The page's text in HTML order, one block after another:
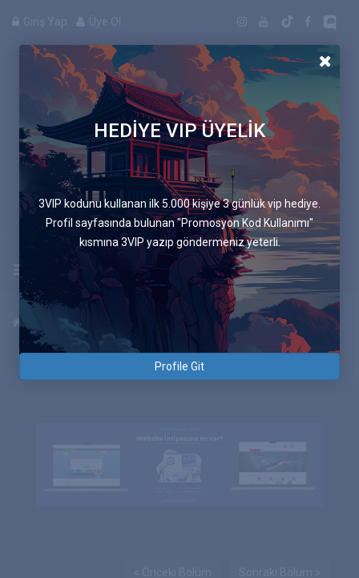
Giriş Yap Üye Ol
Manga
Uygulamayı İndir
Anasayfa Boruto: İki Mavi Girdap
88.Bölüm Anlamsız Konu
HEDİYE VIP ÜYELİK
3VIP kodunu kullanan ilk 5.000 kişiye 3 günlük vip hediye.
Profil sayfasında bulunan "Promosyon Kod Kullanımı"
kısmına 3VIP yazıp göndermeniz yeterli.
Profile Git